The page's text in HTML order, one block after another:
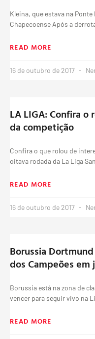
Kleina, que estava na
Chapecoense Após a
READ MORE
16 de outubro de 2017
LA LIGA: Confira o
da competição
Confira o que rolou de
oitava rodada da La Liga
READ MORE
16 de outubro de 2017
Borussia
dos Campeões
Borussia está na zona de
vencer para seguir vivo na
READ MORE